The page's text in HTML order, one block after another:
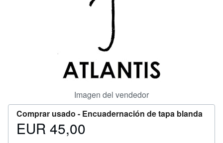
Imagen del vendedor
Comprar usado - Encuadernación de tapa blanda
Precio
EUR 45,00